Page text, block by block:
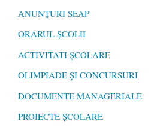
ANUNȚURI SEAP
ORARUL ȘCOLII
ACTIVITATI ȘCOLARE
OLIMPIADE ȘI CONCURSURI
DOCUMENTE MANAGERIALE
PROIECTE ȘCOLARE